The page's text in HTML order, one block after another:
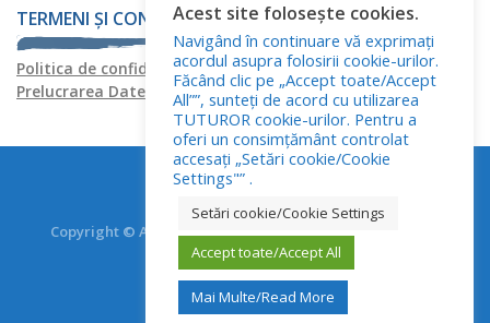
TERMENI ȘI CONDIȚII
Politica de confidențialitatePolitica privind fișierele cookies
Prelucrarea Datelor cu Caracter Personal
Copyright © Asociația Italienilor din România - RO.AS.IT.
Toate drepturile rezervate.
Acest site folosește cookies.
Navigând în continuare vă exprimați
acordul asupra folosirii cookie-urilor.
Făcând clic pe „Accept toate/Accept
All””, sunteți de acord cu utilizarea
TUTUROR cookie-urilor. Pentru a
oferi un consimțământ controlat
accesați „Setări cookie/Cookie
Settings"” .
Setări cookie/Cookie Settings
Accept toate/Accept All
Mai Multe/Read More